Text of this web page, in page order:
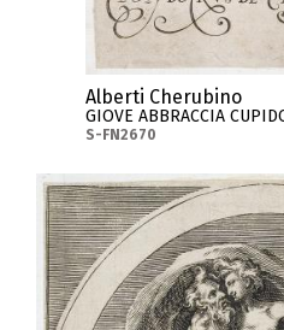
Alberti Cherubino
GIOVE ABBRACCIA
S-FN2670